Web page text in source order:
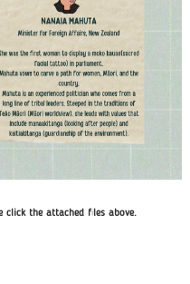
click the attached files above.